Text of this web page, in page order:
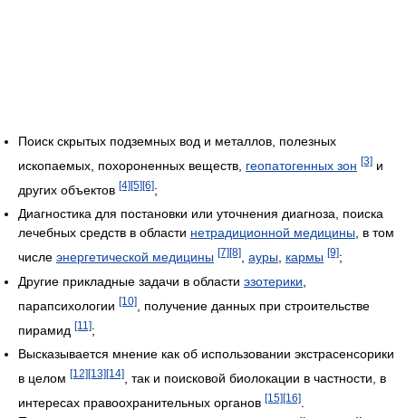
Поиск скрытых подземных вод и металлов, полезных
ископаемых, похороненных веществ, геопатогенных зон [3] и
других объектов [4][5][6];
Диагностика для постановки или уточнения диагноза, поиска
лечебных средств в области нетрадиционной медицины, в том
числе энергетической медицины [7] [8] ауры кармы [9];
Другие прикладные задачи в области эзотерики
парапсихологии [10]
, получение данных при строительстве
пирамид [11];
Высказывается мнение как об использовании экстрасенсорики
в целом [12] [13] [14]
, так и поисковой биолокации в частности, в
интересах правоохранительных органов [15][16]